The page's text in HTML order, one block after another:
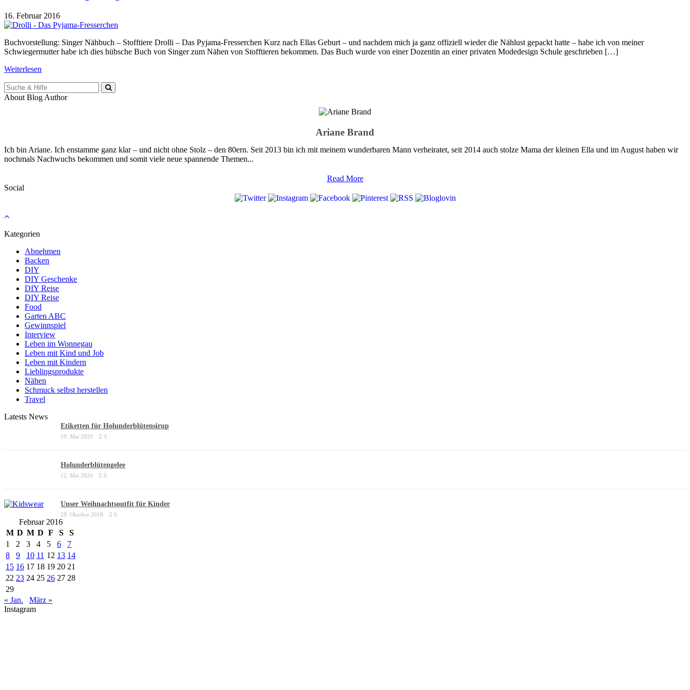
16. Februar 2016
Buchvorstellung: Singer Nähbuch – Stofftiere Drolli – Das Pyjama-Fresserchen Kurz nach Ellas Geburt – und nachdem mich ja ganz offiziell wieder die Nählust gepackt hatte – habe ich von meiner
Schwiegermutter habe ich dies hübsche Buch von Singer zum Nähen von Stofftieren bekommen. Das Buch wurde von einer Dozentin an einer privaten Modedesign Schule geschrieben […]
Weiterlesen
Suche
für:
About Blog Author
Ariane Brand
Ich bin Ariane. Ich enstamme ganz klar – und nicht ohne Stolz – den 80ern. Seit 2013 bin ich mit meinem wunderbaren Mann verheiratet, seit 2014 auch stolze Mama der kleinen Ella und im August haben wir
nochmals Nachwuchs bekommen und somit viele neue spannende Themen...
Read More
Social
Kategorien
Abnehmen
Backen
DIY
DIY Geschenke
DIY Reise
DIY Reise
Food
Garten ABC
Gewinnspiel
Interview
Leben im Wonnegau
Leben mit Kind und Job
Leben mit Kindern
Lieblingsprodukte
Nähen
Schmuck selbst herstellen
Travel
Latests News
Etiketten für Holunderblütensirup
19. Mai 2020 3.
Holunderblütengelee
12. Mai 2020 0.
Unser Weihnachtsoutfit für Kinder
28. Oktober 2018 0.
Februar 2016
M D M D F S
S
1
2 3 4 5 6
7
8
9 10 11 12 13 14
15 16 17 18 19 20 21
22 23 24 25 26 27 28
29
« Jan.
März »
Instagram